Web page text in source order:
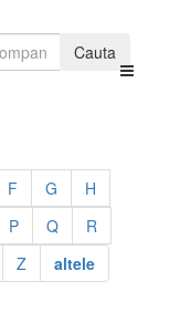
F G
H
P Q
R
Z altele